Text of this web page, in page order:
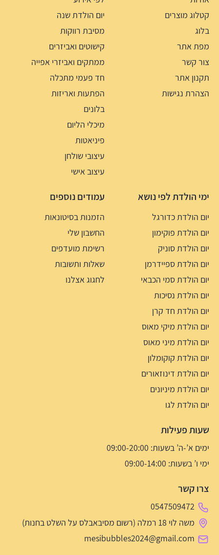
קטלוג מוצרים
בלוג
מפת אתר
צור קשר
תקנון אתר
הצהרת נגישות
יום הולדת שנה
מסיבת רווקות
קישוטים ואביזרים
ממתקים ואביזרי אפייה
חד פעמי מתכלה
הפתעות ואריזות
בלונים
מיכלי הליום
פיניאטות
עיצובי שולחן
עיצוב אישי
ימי הולדת לפי נושא
יום הולדת כדורגל
יום הולדת פוקימון
יום הולדת סוניק
יום הולדת ספיידרמן
יום הולדת סמי הכבאי
יום הולדת נסיכות
יום הולדת חד קרן
יום הולדת מיקי מאוס
יום הולדת מיני מאוס
יום הולדת קוקומלון
יום הולדת דינוזאורים
יום הולדת מיניונים
יום הולדת לגו
עמודים נוספים
הזמנות בסיטונאות
החשבון שלי
רשימת מועדפים
שאלות ותשובות
לחגוג אצלנו
שעות פעילות
ימים א’-ה’ בשעות: 09:00-20:00
ימי ו’ בשעות: 09:00-14:00
צרו קשר
0547509472
משה לוי 18 רמלה (רשום מסיבאבלס על השלט בחנות)
mesibubbles2024@gmail.com